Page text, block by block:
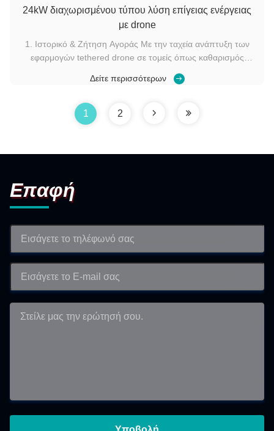
24kW διαχωρισμένου τύπου λύση επίγειας ενέργειας
με drone
1. Ιστορικό & Ζήτηση Αγοράς Με την ταχεία ανάπτυξη των
εφαρμογών tethered drone σε τομείς όπως καθαρισμός
ανάγκης και εναέριος φωτισμός, οι πελάτες απαιτούν
υψηλής ισχύος και υψηλής αξιοπιστ...
Δείτε περισσότερων
1 2
Επαφή